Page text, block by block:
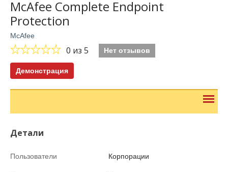
McAfee Complete Endpoint
Protection
McAfee
0 из 5 Нет отзывов
Демонстрация
Детали
Пользователи Корпорации